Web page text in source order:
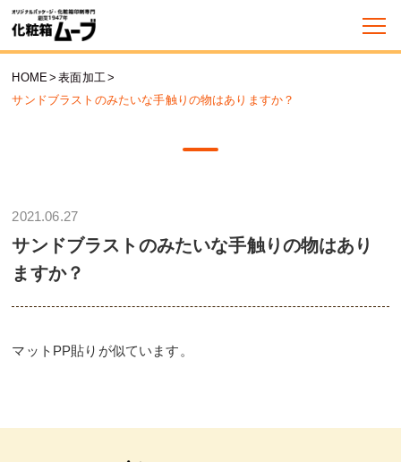
HOME> 表面加工>
サンドブラストのみたいな手触りの物はありますか？
2021.06.27
サンドブラストのみたいな手触りの物はあり
ますか？
マットPP貼りが似ています。